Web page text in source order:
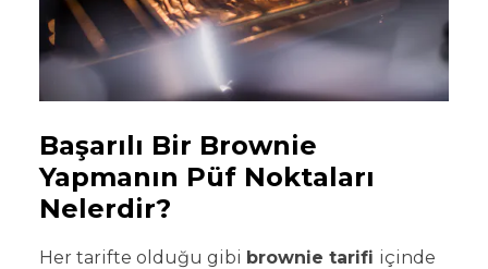
Başarılı Bir Brownie
Yapmanın Püf Noktaları
Nelerdir?
Her tarifte olduğu gibi brownie tarifi içinde